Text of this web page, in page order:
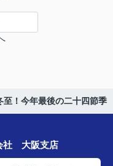
至！今年最後の二十四節季
社 大阪支店